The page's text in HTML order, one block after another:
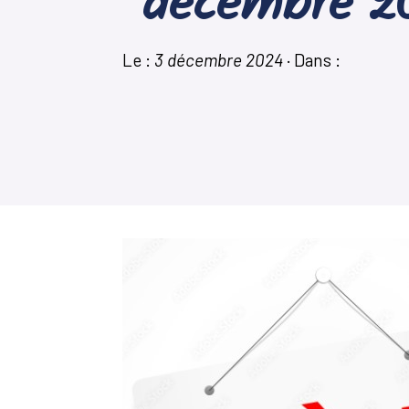
Le : 3 décembre 2024 · Dans :